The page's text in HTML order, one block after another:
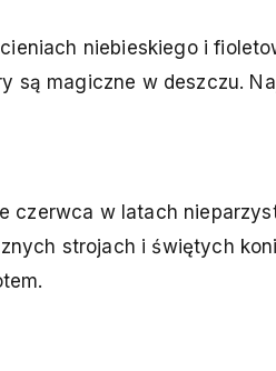
niebieskiego i
są magiczne w deszczu.
czerwca w latach
strojach i świętych